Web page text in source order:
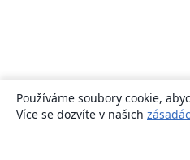
Používáme soubory cookie,
Více se dozvíte v našich